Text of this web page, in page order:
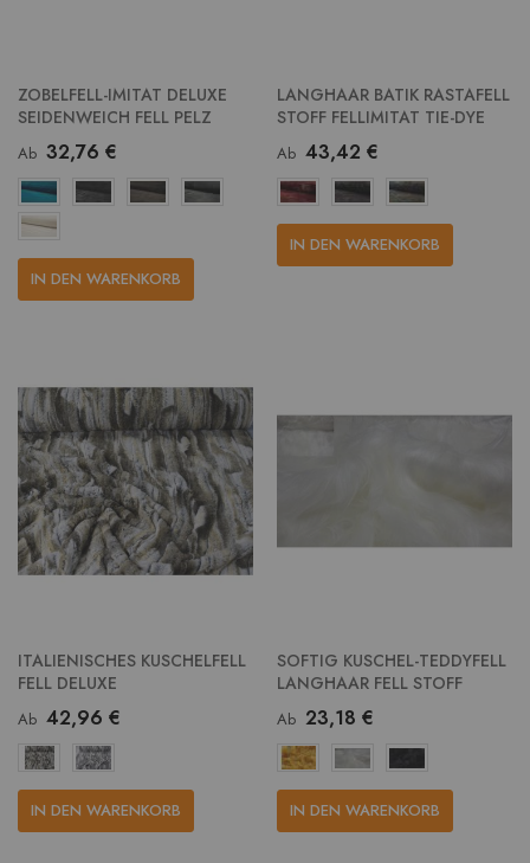
ZOBELFELL-IMITAT DELUXE
SEIDENWEICH FELL PELZ
Ab 32,76 €
IN DEN WARENKORB
LANGHAAR BATIK RASTAFELL
STOFF FELLIMITAT TIE-DYE
Ab 43,42 €
IN DEN WARENKORB
ITALIENISCHES KUSCHELFELL
FELL DELUXE
Ab 42,96 €
IN DEN WARENKORB
SOFTIG KUSCHEL-TEDDYFELL
LANGHAAR FELL STOFF
Ab 23,18 €
IN DEN WARENKORB